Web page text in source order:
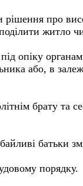
про
житло
опіку
або, в
брату та
батьки
порядку.